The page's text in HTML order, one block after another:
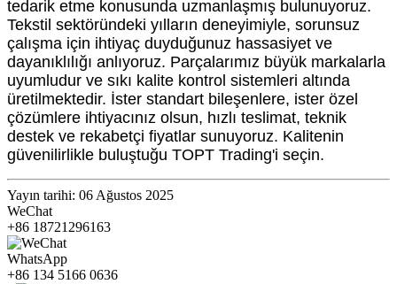
tedarik etme konusunda uzmanlaşmış bulunuyoruz.
Tekstil sektöründeki yılların deneyimiyle, sorunsuz
çalışma için ihtiyaç duyduğunuz hassasiyet ve
dayanıklılığı anlıyoruz. Parçalarımız büyük markalarla
uyumludur ve sıkı kalite kontrol sistemleri altında
üretilmektedir. İster standart bileşenlere, ister özel
çözümlere ihtiyacınız olsun, hızlı teslimat, teknik
destek ve rekabetçi fiyatlar sunuyoruz. Kalitenin
güvenilirlikle buluştuğu TOPT Trading'i seçin.
Yayın tarihi: 06 Ağustos 2025
WeChat
+86 18721296163
WhatsApp
+86 134 5166 0636